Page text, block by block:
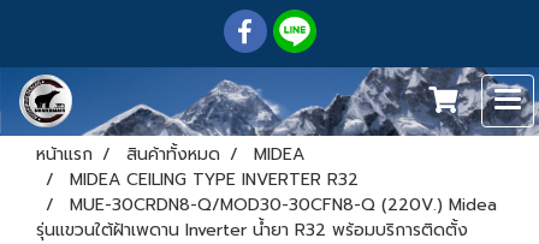
หน้าแรก สินค้าทั้งหมด
MIDEA
MIDEA CEILING TYPE INVERTER R32
MUE-30CRDN8-Q/MOD30-30CFN8-Q (220V.) Midea
รุ่นแขวนใต้ฝ้าเพดาน Inverter น้ำยา R32 พร้อมบริการติดตั้ง